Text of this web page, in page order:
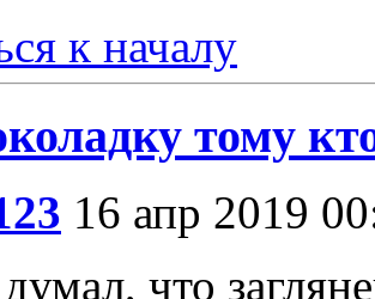
к началу
тому
16 апр 2019
что